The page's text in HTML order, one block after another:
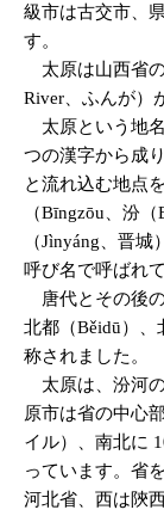
級市は古交市、
す。
太原は山西省の
River、ふんが）
太原という地
つの漢字から成
と流れ込む地点
（Bīngzōu、汾
（Jìnyáng、晋
呼び名で呼ばれ
唐代とその後の
北都（Běidū）、
称されました。
太原は、汾河
原市は省の中心
イル）、南北に
っています。省
河北省、西は陝